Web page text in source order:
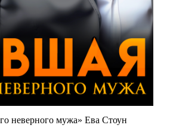
неверного мужа» Ева Стоун